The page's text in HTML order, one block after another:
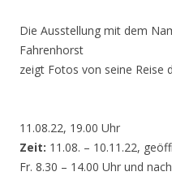
Die Ausstellung mit dem
Fahrenhorst
zeigt Fotos von seine Reise
11.08.22, 19.00 Uhr
Zeit: 11.08. – 10.11.22,
Fr. 8.30 – 14.00 Uhr und